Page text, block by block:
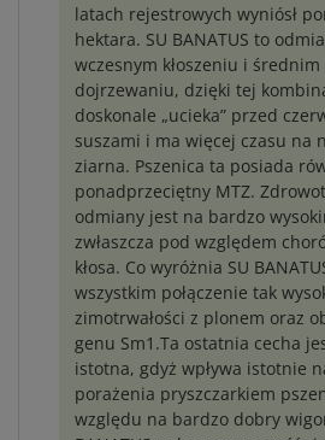
latach rejestrowych wyniósł
hektara. SU BANATUS to
wczesnym kłoszeniu i średnim
dojrzewaniu, dzięki tej
doskonale „ucieka” przed
suszami i ma więcej czasu na
ziarna. Pszenica ta posiada
ponadprzeciętny MTZ.
odmiany jest na bardzo
zwłaszcza pod względem
kłosa. Co wyróżnia SU
wszystkim połączenie tak
zimotrwałości z plonem oraz
genu Sm1.Ta ostatnia cecha
istotna, gdyż wpływa istotnie
porażenia pryszczarkiem
względu na bardzo dobry